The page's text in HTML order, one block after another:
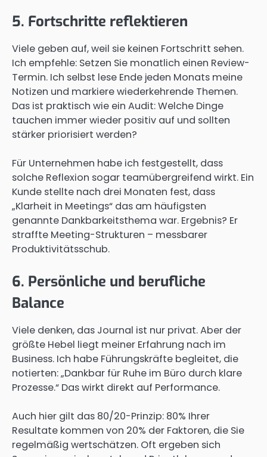
5. Fortschritte reflektieren
Viele geben auf, weil sie keinen Fortschritt sehen.
Ich empfehle: Setzen Sie monatlich einen Review-
Termin. Ich selbst lese Ende jeden Monats meine
Notizen und markiere wiederkehrende Themen.
Das ist praktisch wie ein Audit: Welche Dinge
tauchen immer wieder positiv auf und sollten
stärker priorisiert werden?
Für Unternehmen habe ich festgestellt, dass
solche Reflexion sogar teamübergreifend wirkt. Ein
Kunde stellte nach drei Monaten fest, dass
„Klarheit in Meetings“ das am häufigsten
genannte Dankbarkeitsthema war. Ergebnis? Er
straffte Meeting-Strukturen – messbarer
Produktivitätsschub.
6. Persönliche und berufliche
Balance
Viele denken, das Journal ist nur privat. Aber der
größte Hebel liegt meiner Erfahrung nach im
Business. Ich habe Führungskräfte begleitet, die
notierten: „Dankbar für Ruhe im Büro durch klare
Prozesse.“ Das wirkt direkt auf Performance.
Auch hier gilt das 80/20-Prinzip: 80% Ihrer
Resultate kommen von 20% der Faktoren, die Sie
regelmäßig wertschätzen. Oft ergeben sich